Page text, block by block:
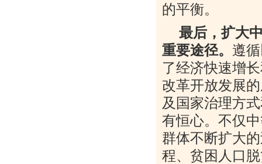
的平衡。
最后，扩大
重要途径。 遵
了经济快速增
改革开放发展
及国家治理方
有恒心。不仅
群体不断扩大
程、贫困人口